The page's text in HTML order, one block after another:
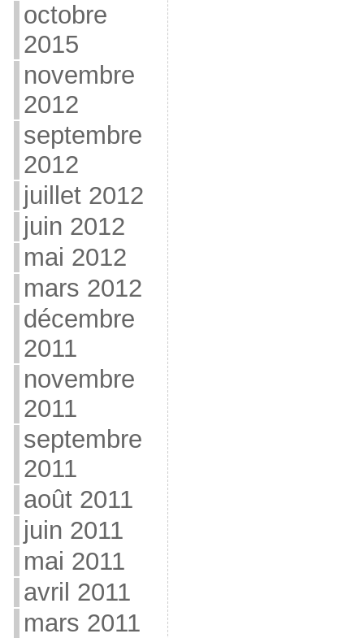
octobre
2015
novembre
2012
septembre
2012
juillet 2012
juin 2012
mai 2012
mars 2012
décembre
2011
novembre
2011
septembre
2011
août 2011
juin 2011
mai 2011
avril 2011
mars 2011